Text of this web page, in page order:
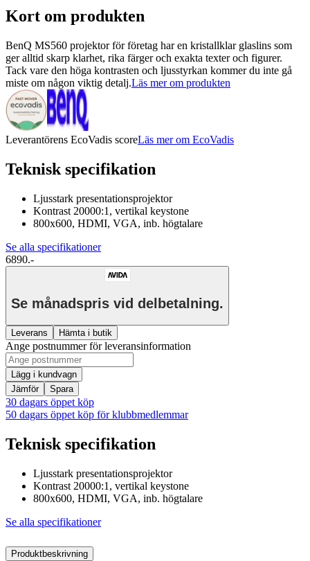
Kort om produkten
BenQ MS560 projektor för företag har en kristallklar glaslins som
ger alltid skarp klarhet, rika färger och exakta texter och figurer.
Tack vare den höga kontrasten och ljusstyrkan kommer du inte gå
miste om någon viktig detalj.Läs mer om produkten
Leverantörens EcoVadis scoreLäs mer om EcoVadis
Teknisk specifikation
Ljusstark presentationsprojektor
Kontrast 20000:1, vertikal keystone
800x600, HDMI, VGA, inb. högtalare
Se alla specifikationer
6890.-
Se månadspris vid delbetalning.
Leverans Hämta i butik
Ange postnummer för leveransinformation
Lägg i kundvagn
Jämför
Spara
30 dagars öppet köp
50 dagars öppet köp för klubbmedlemmar
Teknisk specifikation
Ljusstark presentationsprojektor
Kontrast 20000:1, vertikal keystone
800x600, HDMI, VGA, inb. högtalare
Se alla specifikationer
Produktbeskrivning